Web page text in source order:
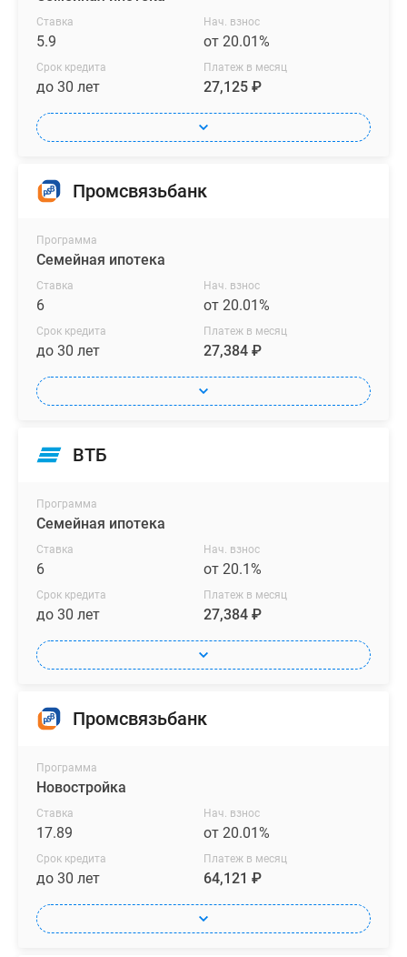
Ставка
5.9
Нач. взнос
от 20.01%
Срок кредита
до 30 лет
Платеж в месяц
27,125 ₽
Промсвязьбанк
Программа
Семейная ипотека
Ставка
6
Нач. взнос
от 20.01%
Срок кредита
до 30 лет
Платеж в месяц
27,384 ₽
ВТБ
Программа
Семейная ипотека
Ставка
6
Нач. взнос
от 20.1%
Срок кредита
до 30 лет
Платеж в месяц
27,384 ₽
Промсвязьбанк
Программа
Новостройка
Ставка
17.89
Нач. взнос
от 20.01%
Срок кредита
до 30 лет
Платеж в месяц
64,121 ₽